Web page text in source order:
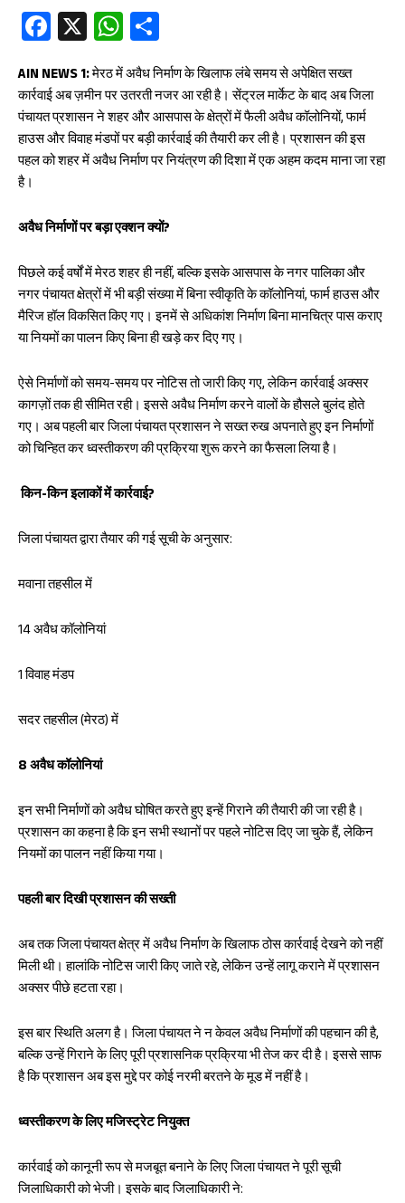
Fa
ce
b
oo
k
X W
ha
ts
A
p
p
ha
re
AIN NEWS 1:मेरठ में अवैध निर्माण के खिलाफ लंबे समय से अपेक्षित सख्त
कार्रवाई अब ज़मीन पर उतरती नजर आ रही है। सेंट्रल मार्केट के बाद अब जिला
पंचायत प्रशासन ने शहर और आसपास के क्षेत्रों में फैली अवैध कॉलोनियों, फार्म
हाउस और विवाह मंडपों पर बड़ी कार्रवाई की तैयारी कर ली है। प्रशासन की इस
पहल को शहर में अवैध निर्माण पर नियंत्रण की दिशा में एक अहम कदम माना जा रहा
है।
अवैध निर्माणों पर बड़ा एक्शन क्यों?
पिछले कई वर्षों में मेरठ शहर ही नहीं, बल्कि इसके आसपास के नगर पालिका और
नगर पंचायत क्षेत्रों में भी बड़ी संख्या में बिना स्वीकृति के कॉलोनियां, फार्म हाउस और
मैरिज हॉल विकसित किए गए। इनमें से अधिकांश निर्माण बिना मानचित्र पास कराए
या नियमों का पालन किए बिना ही खड़े कर दिए गए।
ऐसे निर्माणों को समय-समय पर नोटिस तो जारी किए गए, लेकिन कार्रवाई अक्सर
कागज़ों तक ही सीमित रही। इससे अवैध निर्माण करने वालों के हौसले बुलंद होते
गए। अब पहली बार जिला पंचायत प्रशासन ने सख्त रुख अपनाते हुए इन निर्माणों
को चिन्हित कर ध्वस्तीकरण की प्रक्रिया शुरू करने का फैसला लिया है।
किन-किन इलाकों में कार्रवाई?
जिला पंचायत द्वारा तैयार की गई सूची के अनुसार:
मवाना तहसील में
14 अवैध कॉलोनियां
1 विवाह मंडप
सदर तहसील (मेरठ) में
8 अवैध कॉलोनियां
इन सभी निर्माणों को अवैध घोषित करते हुए इन्हें गिराने की तैयारी की जा रही है।
प्रशासन का कहना है कि इन सभी स्थानों पर पहले नोटिस दिए जा चुके हैं, लेकिन
नियमों का पालन नहीं किया गया।
पहली बार दिखी प्रशासन की सख्ती
अब तक जिला पंचायत क्षेत्र में अवैध निर्माण के खिलाफ ठोस कार्रवाई देखने को नहीं
मिली थी। हालांकि नोटिस जारी किए जाते रहे, लेकिन उन्हें लागू कराने में प्रशासन
अक्सर पीछे हटता रहा।
इस बार स्थिति अलग है। जिला पंचायत ने न केवल अवैध निर्माणों की पहचान की है,
बल्कि उन्हें गिराने के लिए पूरी प्रशासनिक प्रक्रिया भी तेज कर दी है। इससे साफ
है कि प्रशासन अब इस मुद्दे पर कोई नरमी बरतने के मूड में नहीं है।
ध्वस्तीकरण के लिए मजिस्ट्रेट नियुक्त
कार्रवाई को कानूनी रूप से मजबूत बनाने के लिए जिला पंचायत ने पूरी सूची
जिलाधिकारी को भेजी। इसके बाद जिलाधिकारी ने: